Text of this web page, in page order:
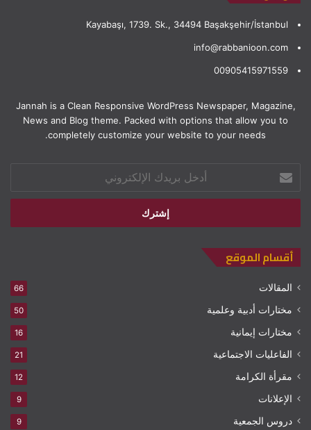
Kayabaşı, 1739. Sk., 34494 Başakşehir/İstanbul
info@rabbanioon.com
00905415971559
Jannah is a Clean Responsive WordPress Newspaper, Magazine,
News and Blog theme. Packed with options that allow you to
completely customize your website to your needs.
بريدك
الإلكتروني
أقسام الموقع
المقالات 66
مختارات أدبية وعلمية 50
مختارات إيمانية 16
الفاعليات الاجتماعية 21
مقرأة الكرامة 12
الإعلانات 9
دروس الجمعية 9